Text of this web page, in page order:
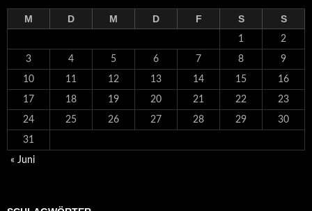
M D M D F S S
1 2
3 4 5 6 7 8 9
10 11 12 13 14 15 16
17 18 19 20 21 22 23
24 25 26 27 28 29 30
31
« Juni